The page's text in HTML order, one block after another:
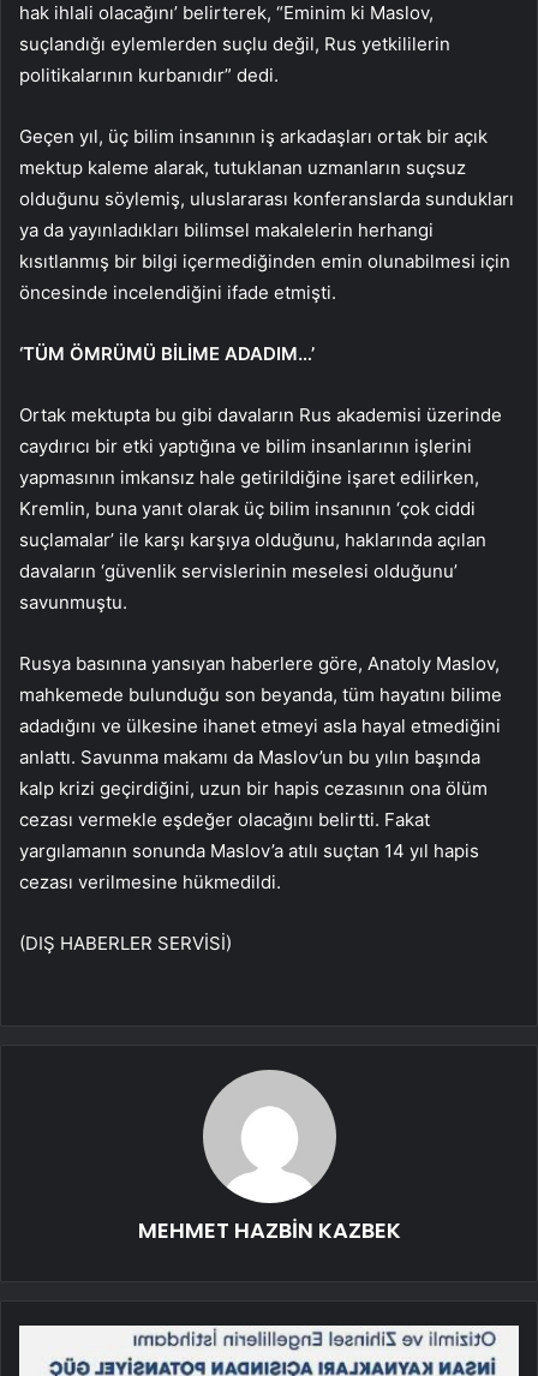
hak ihlali olacağını’ belirterek, “Eminim ki Maslov,
suçlandığı eylemlerden suçlu değil, Rus yetkililerin
politikalarının kurbanıdır” dedi.
Geçen yıl, üç bilim insanının iş arkadaşları ortak bir açık
mektup kaleme alarak, tutuklanan uzmanların suçsuz
olduğunu söylemiş, uluslararası konferanslarda sundukları
ya da yayınladıkları bilimsel makalelerin herhangi
kısıtlanmış bir bilgi içermediğinden emin olunabilmesi için
öncesinde incelendiğini ifade etmişti.
‘TÜM ÖMRÜMÜ BİLİME ADADIM…’
Ortak mektupta bu gibi davaların Rus akademisi üzerinde
caydırıcı bir etki yaptığına ve bilim insanlarının işlerini
yapmasının imkansız hale getirildiğine işaret edilirken,
Kremlin, buna yanıt olarak üç bilim insanının ‘çok ciddi
suçlamalar’ ile karşı karşıya olduğunu, haklarında açılan
davaların ‘güvenlik servislerinin meselesi olduğunu’
savunmuştu.
Rusya basınına yansıyan haberlere göre, Anatoly Maslov,
mahkemede bulunduğu son beyanda, tüm hayatını bilime
adadığını ve ülkesine ihanet etmeyi asla hayal etmediğini
anlattı. Savunma makamı da Maslov’un bu yılın başında
kalp krizi geçirdiğini, uzun bir hapis cezasının ona ölüm
cezası vermekle eşdeğer olacağını belirtti. Fakat
yargılamanın sonunda Maslov’a atılı suçtan 14 yıl hapis
cezası verilmesine hükmedildi.
(DIŞ HABERLER SERVİSİ)
MEHMET HAZBİN KAZBEK